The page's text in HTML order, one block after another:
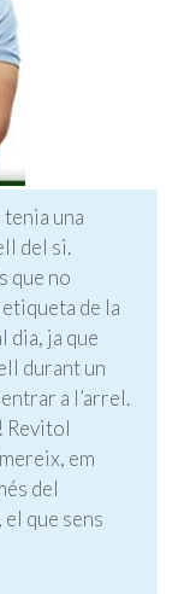
una
del si.
que no
de la
dia, ja que
durant un
a l’arrel.
Revitol
em
del
que sens